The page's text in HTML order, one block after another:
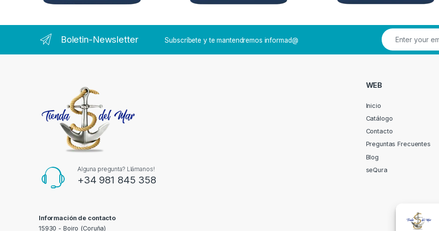
Boletin-Newsletter Subscríbete y te mantendremos informad@
Alguna pregunta? Llámanos!
+34 981 845 358
Información de contacto
15930 - Boiro (Coruña)
WEB
Inicio
Catálogo
Contacto
Preguntas Frecuentes
Blog
seQura